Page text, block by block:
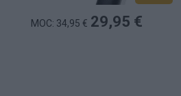
MOC: 34,95 € 29,95 €